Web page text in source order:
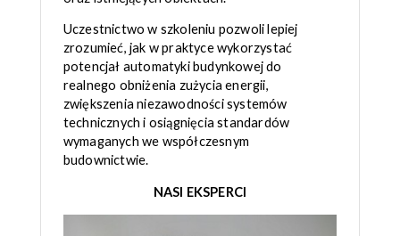
Uczestnictwo w szkoleniu pozwoli lepiej
zrozumieć, jak w praktyce wykorzystać
potencjał automatyki budynkowej do
realnego obniżenia zużycia energii,
zwiększenia niezawodności systemów
technicznych i osiągnięcia standardów
wymaganych we współczesnym
budownictwie.
NASI EKSPERCI